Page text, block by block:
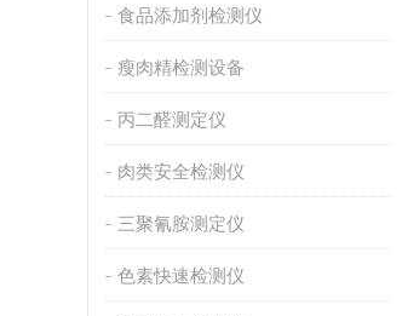
食品添加剂检测仪
瘦肉精检测设备
丙二醛测定仪
肉类安全检测仪
三聚氰胺测定仪
色素快速检测仪